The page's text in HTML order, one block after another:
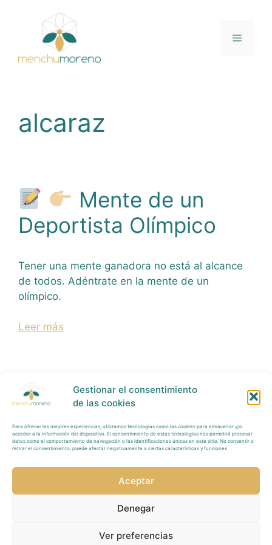
Gestionar el consentimiento
de las cookies
Para ofrecer las mejores experiencias, utilizamos tecnologías como las cookies para almacenar y/o
acceder a la información del dispositivo. El consentimiento de estas tecnologías nos permitirá procesar
datos como el comportamiento de navegación o las identificaciones únicas en este sitio. No consentir o
retirar el consentimiento, puede afectar negativamente a ciertas características y funciones.
Aceptar
Denegar
Ver preferencias
contenido
Menú
alcaraz
Mente de un
Deportista Olímpico
Tener una mente ganadora no está al alcance
de todos. Adéntrate en la mente de un
olímpico.
Leer más
Política Privacidad
AvisoLegal
Redes Sociales
Política de Cookies